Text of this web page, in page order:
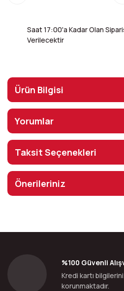
Saat 17:00'a Kadar Olan
Verilecektir
Ürün Bilgisi
Yorumlar
Taksit Seçenekleri
Önerileriniz
%100 Güvenli
Kredi kartı
korunmaktadır.